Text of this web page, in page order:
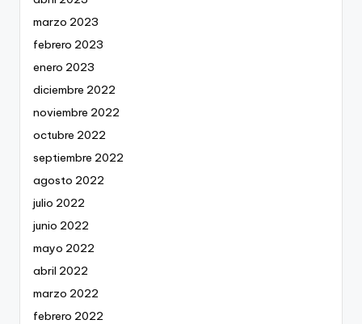
marzo 2023
febrero 2023
enero 2023
diciembre 2022
noviembre 2022
octubre 2022
septiembre 2022
agosto 2022
julio 2022
junio 2022
mayo 2022
abril 2022
marzo 2022
febrero 2022